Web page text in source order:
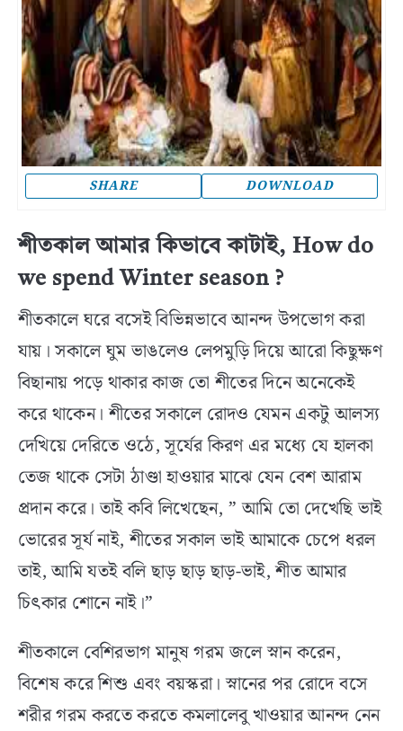
SHARE DOWNLOAD
শীতকাল আমার কিভাবে কাটাই, How do
we spend Winter season ?
শীতকালে ঘরে বসেই বিভিন্নভাবে আনন্দ উপভোগ করা
যায়। সকালে ঘুম ভাঙলেও লেপমুড়ি দিয়ে আরো কিছুক্ষণ
বিছানায় পড়ে থাকার কাজ তো শীতের দিনে অনেকেই
করে থাকেন। শীতের সকালে রোদও যেমন একটু আলস্য
দেখিয়ে দেরিতে ওঠে, সূর্যের কিরণ এর মধ্যে যে হালকা
তেজ থাকে সেটা ঠাণ্ডা হাওয়ার মাঝে যেন বেশ আরাম
প্রদান করে। তাই কবি লিখেছেন, ” আমি তো দেখেছি ভাই
ভোরের সূর্য নাই, শীতের সকাল ভাই আমাকে চেপে ধরল
তাই, আমি যতই বলি ছাড় ছাড় ছাড়-ভাই, শীত আমার
চিৎকার শোনে নাই।”
শীতকালে বেশিরভাগ মানুষ গরম জলে স্নান করেন,
বিশেষ করে শিশু এবং বয়স্করা। স্নানের পর রোদে বসে
শরীর গরম করতে করতে কমলালেবু খাওয়ার আনন্দ নেন